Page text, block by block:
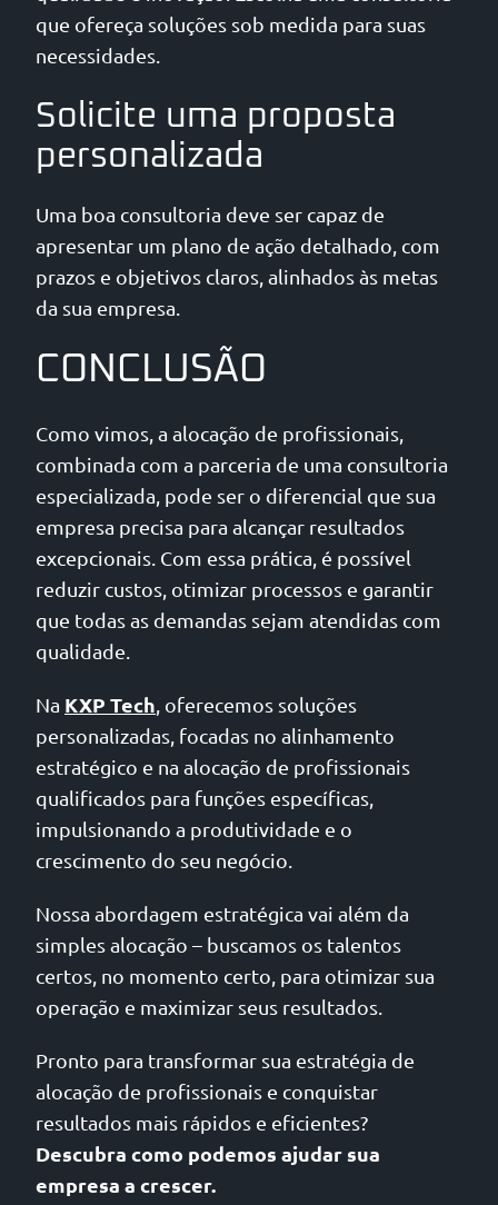
que ofereça soluções sob medida para suas
necessidades.
Solicite uma proposta
personalizada
Uma boa consultoria deve ser capaz de
apresentar um plano de ação detalhado, com
prazos e objetivos claros, alinhados às metas
da sua empresa.
CONCLUSÃO
Como vimos, a alocação de profissionais,
combinada com a parceria de uma consultoria
especializada, pode ser o diferencial que sua
empresa precisa para alcançar resultados
excepcionais. Com essa prática, é possível
reduzir custos, otimizar processos e garantir
que todas as demandas sejam atendidas com
qualidade.
Na KXP Tech , oferecemos soluções
personalizadas, focadas no alinhamento
estratégico e na alocação de profissionais
qualificados para funções específicas,
impulsionando a produtividade e o
crescimento do seu negócio.
Nossa abordagem estratégica vai além da
simples alocação – buscamos os talentos
certos, no momento certo, para otimizar sua
operação e maximizar seus resultados.
Pronto para transformar sua estratégia de
alocação de profissionais e conquistar
resultados mais rápidos e eficientes?
Descubra como podemos ajudar sua
empresa a crescer.